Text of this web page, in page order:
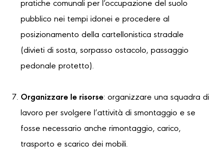
pratiche comunali per l’occupazione del suolo
pubblico nei tempi idonei e procedere al
posizionamento della cartellonistica stradale
(divieti di sosta, sorpasso ostacolo, passaggio
pedonale protetto).
Organizzare le risorse: organizzare una squadra di
lavoro per svolgere l’attività di smontaggio e se
fosse necessario anche rimontaggio, carico,
trasporto e scarico dei mobili.